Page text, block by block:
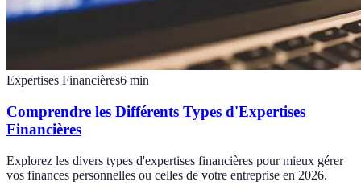
Expertises Financières6 min
Comprendre les Différents Types d'Expertises
Financières
Explorez les divers types d'expertises financières pour mieux gérer
vos finances personnelles ou celles de votre entreprise en 2026.